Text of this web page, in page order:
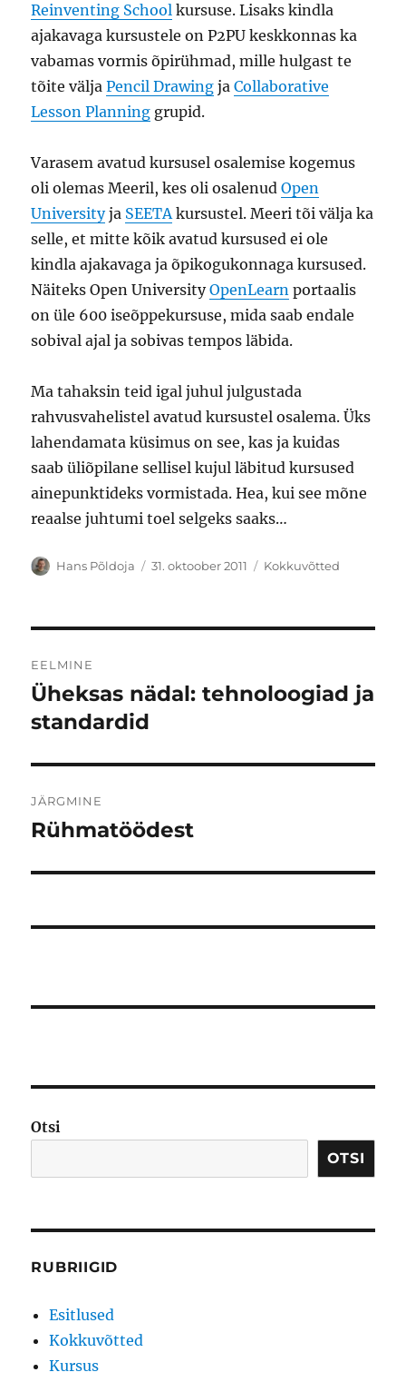
Reinventing School kursuse. Lisaks kindla
ajakavaga kursustele on P2PU keskkonnas ka
vabamas vormis õpirühmad, mille hulgast te
tõite väljaPencil Drawing jaCollaborative
Lesson Planning grupid.
Varasem avatud kursusel osalemise kogemus
oli olemas Meeril, kes oli osalenudOpen
Universityja SEETAkursustel. Meeri tõi välja ka
selle, et mitte kõik avatud kursused ei ole
kindla ajakavaga ja õpikogukonnaga kursused.
Näiteks Open UniversityOpenLearn portaalis
on üle 600 iseõppekursuse, mida saab endale
sobival ajal ja sobivas tempos läbida.
Ma tahaksin teid igal juhul julgustada
rahvusvahelistel avatud kursustel osalema. Üks
lahendamata küsimus on see, kas ja kuidas
saab üliõpilane sellisel kujul läbitud kursused
ainepunktideks vormistada. Hea, kui see mõne
reaalse juhtumi toel selgeks saaks…
Autor
Hans Põldoja Postitatud
31. oktoober 2011 Rubriigid
Kokkuvõtted
EELMINE
Eelmine
postitus:
Üheksas nädal: tehnoloogiad ja
standardid
JÄRGMINE
Järgmine
Rühmatöödest
Otsi
OTSI
RUBRIIGID
Esitlused
Kokkuvõtted
Kursus